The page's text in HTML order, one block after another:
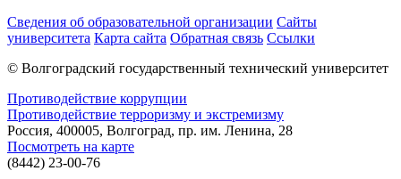
Сведения об образовательной организации Сайты
университета Карта сайта Обратная связь Ссылки
© Волгоградский государственный технический университет
Противодействие коррупции
Противодействие терроризму и экстремизму
Россия, 400005, Волгоград, пр. им. Ленина, 28
Посмотреть на карте
(8442) 23-00-76